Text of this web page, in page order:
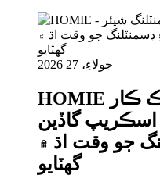
جولاءِ، 27 2026
HOMIE هائيڊروولڪ ڪار
اسڪريپ گاڏين
جو وقت اڌ ۾
گھٽايو